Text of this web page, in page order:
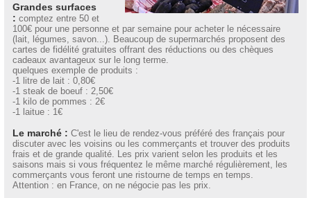
Grandes surfaces
: comptez entre 50 et
100€ pour une personne et par semaine pour acheter le nécessaire
(lait, légumes, savon...). Beaucoup de supermarchés proposent des
cartes de fidélité gratuites offrant des réductions ou des chèques
cadeaux avantageux sur le long terme.
quelques exemple de produits :
-1 litre de lait : 0,80€
-1 steak de boeuf : 2,50€
-1 kilo de pommes : 2€
-1 laitue : 1€
Le marché : C'est le lieu de rendez-vous préféré des français pour
discuter avec les voisins ou les commerçants et trouver des produits
frais et de grande qualité. Les prix varient selon les produits et les
saisons mais si vous fréquentez le même marché régulièrement, les
commerçants vous feront une ristourne de temps en temps.
Attention : en France, on ne négocie pas les prix.